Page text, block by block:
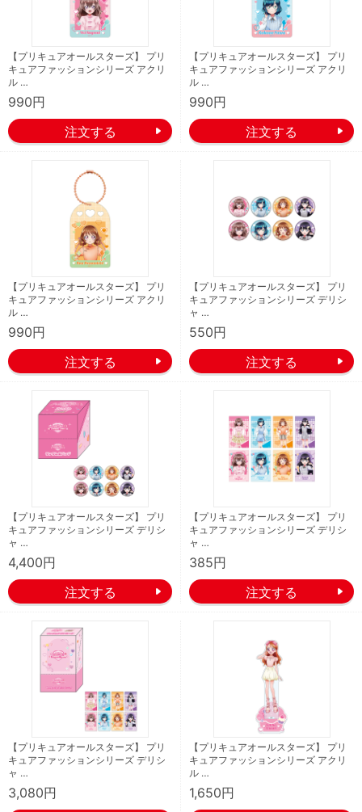
【プリキュアオールスターズ】 プリ
キュアファッションシリーズ アクリ
ル …
990円
【プリキュアオールスターズ】 プリ
キュアファッションシリーズ アクリ
ル …
990円
【プリキュアオールスターズ】 プリ
キュアファッションシリーズ アクリ
ル …
990円
【プリキュアオールスターズ】 プリ
キュアファッションシリーズ デリシ
ャ …
550円
【プリキュアオールスターズ】 プリ
キュアファッションシリーズ デリシ
ャ …
4,400円
【プリキュアオールスターズ】 プリ
キュアファッションシリーズ デリシ
ャ …
385円
【プリキュアオールスターズ】 プリ
キュアファッションシリーズ デリシ
ャ …
3,080円
【プリキュアオールスターズ】 プリ
キュアファッションシリーズ アクリ
ル …
1,650円